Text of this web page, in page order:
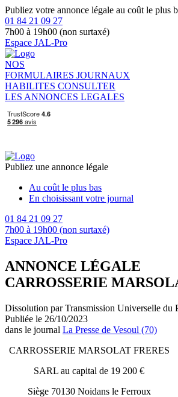
Publiez votre annonce légale au coût le plus
01 84 21 09 27
7h00 à 19h00 (non surtaxé)
Espace JAL-Pro
NOS
FORMULAIRES JOURNAUX
HABILITES CONSULTER
LES ANNONCES LEGALES
Publiez une annonce légale
Au coût le plus bas
En choisissant votre journal
01 84 21 09 27
7h00 à 19h00 (non surtaxé)
Espace JAL-Pro
ANNONCE LÉGALE
CARROSSERIE
Dissolution par Transmission Universelle du
Publiée le 26/10/2023
dans le journal La Presse de Vesoul (70)
CARROSSERIE MARSOLAT FRERES
SARL au capital de 19 200 €
Siège 70130 Noidans le Ferroux